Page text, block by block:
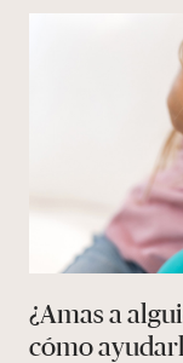
¿Amas a
cómo